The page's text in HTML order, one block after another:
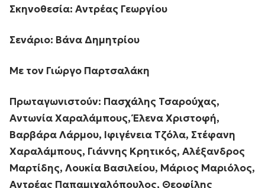
Σκηνοθεσία: Αντρέας Γεωργίου
Σενάριο: Βάνα Δημητρίου
Με τον Γιώργο Παρτσαλάκη
Πρωταγωνιστούν: Πασχάλης Τσαρούχας,
Αντωνία Χαραλάμπους, Έλενα Χριστοφή,
Βαρβάρα Λάρμου, Ιφιγένεια Τζόλα, Στέφανη
Χαραλάμπους, Γιάννης Κρητικός, Αλέξανδρος
Μαρτίδης, Λουκία Βασιλείου, Μάριος Μαριόλος,
Αντρέας Παπαμιχαλόπουλος, Θεοφίλης